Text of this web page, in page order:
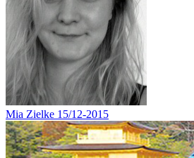
Mia Zielke 15/12-2015